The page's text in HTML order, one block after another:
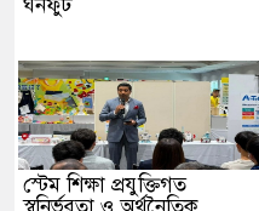
ঘনফুট
স্টেম শিক্ষা প্রযুক্তিগত